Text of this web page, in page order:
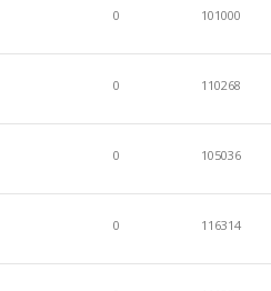
0 101000
0 110268
0 105036
0 116314